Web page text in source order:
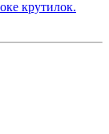
крутилок.